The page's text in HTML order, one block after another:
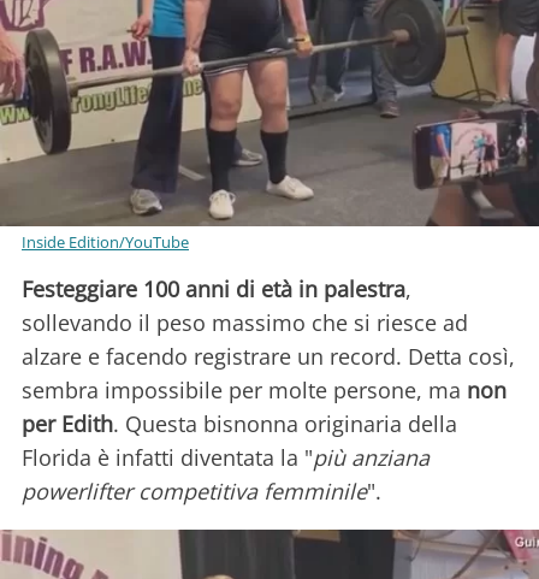
Inside Edition/YouTube
Festeggiare 100 anni di età in palestra,
sollevando il peso massimo che si riesce ad
alzare e facendo registrare un record. Detta così,
sembra impossibile per molte persone, ma non
per Edith. Questa bisnonna originaria della
Florida è infatti diventata la "più anziana
powerlifter competitiva femminile".